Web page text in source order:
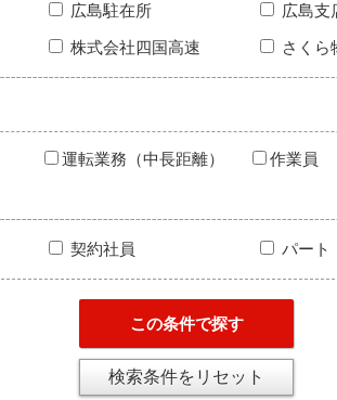
広島駐在所 広島支
株式会社四国高速 さくら
運転業務（中長距離） 作業員
契約社員 パート
この条件で探す
検索条件をリセット